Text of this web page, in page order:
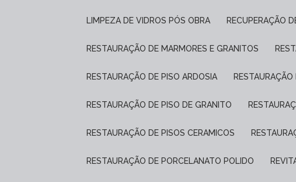
LIMPEZA DE VIDROS PÓS OBRA RECUPERAÇÃO
RESTAURAÇÃO DE MARMORES E GRANITOS
RESTAURAÇÃO DE PISO ARDOSIA
RESTAURAÇÃO DE PISO DE GRANITO
RESTAURAÇÃO DE PISOS CERAMICOS
RESTAURAÇÃO DE PORCELANATO POLIDO